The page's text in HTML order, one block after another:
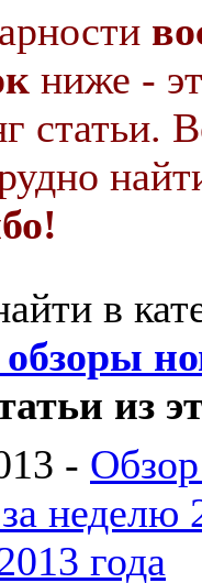
ниже -
статьи.
в
из
-
неделю
года